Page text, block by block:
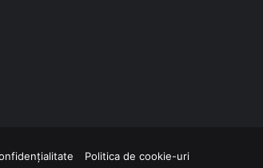
Politica de cookie-uri